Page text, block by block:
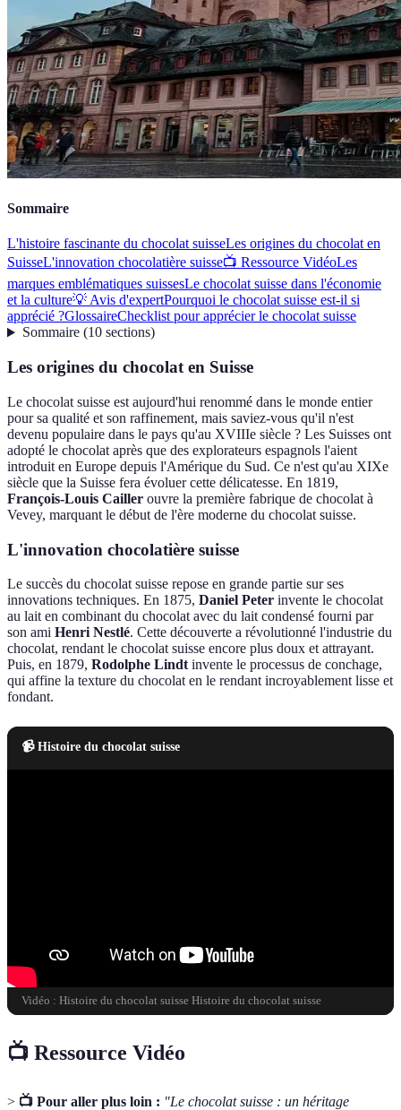
Sommaire
L'histoire fascinante du chocolat suisseLes origines du chocolat en
SuisseL'innovation chocolatière suisse📺 Ressource VidéoLes
marques emblématiques suissesLe chocolat suisse dans l'économie
et la culture💡 Avis d'expertPourquoi le chocolat suisse est-il si
apprécié ?GlossaireChecklist pour apprécier le chocolat suisse
Sommaire(10 sections)
Les origines du chocolat en Suisse
Le chocolat suisse est aujourd'hui renommé dans le monde entier
pour sa qualité et son raffinement, mais saviez-vous qu'il n'est
devenu populaire dans le pays qu'au XVIIIe siècle ? Les Suisses ont
adopté le chocolat après que des explorateurs espagnols l'aient
introduit en Europe depuis l'Amérique du Sud. Ce n'est qu'au XIXe
siècle que la Suisse fera évoluer cette délicatesse. En 1819,
François-Louis Cailler ouvre la première fabrique de chocolat à
Vevey, marquant le début de l'ère moderne du chocolat suisse.
L'innovation chocolatière suisse
Le succès du chocolat suisse repose en grande partie sur ses
innovations techniques. En 1875, Daniel Peter invente le chocolat
au lait en combinant du chocolat avec du lait condensé fourni par
son ami Henri Nestlé. Cette découverte a révolutionné l'industrie du
chocolat, rendant le chocolat suisse encore plus doux et attrayant.
Puis, en 1879, Rodolphe Lindt invente le processus de conchage,
qui affine la texture du chocolat en le rendant incroyablement lisse et
fondant.
📹 Histoire du chocolat suisse
Vidéo : Histoire du chocolat suisse Histoire du chocolat suisse
📺 Ressource Vidéo
> 📺 Pour aller plus loin : "Le chocolat suisse : un héritage